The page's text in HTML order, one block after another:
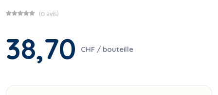
(0 avis)
38,70 CHF / bouteille